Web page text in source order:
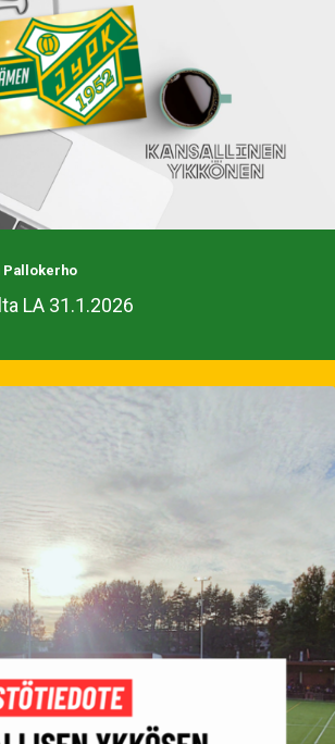
Pallokerho
LA 31.1.2026